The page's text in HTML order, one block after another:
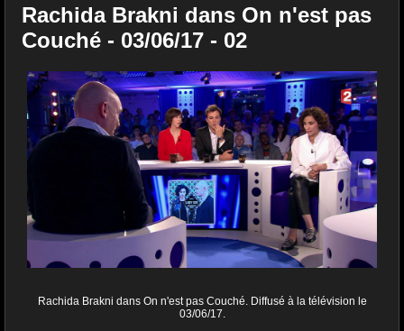
Rachida Brakni dans On n'est pas
Couché - 03/06/17 - 02
Rachida Brakni dans On n'est pas Couché. Diffusé à la télévision le
03/06/17.